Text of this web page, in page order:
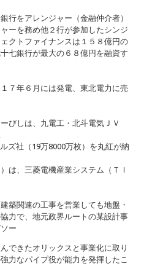
行をアレンジャー（金融仲介者）
ーを務め他２行が参加したシンジ
クトファイナンスは１５８億円の
七銀行が最大の６８億円を融資す
７年６月には発電、東北電力に売
びしは、九電工・北斗電気ＪＶ
ズ社（19万8000万枚）を丸紅が納
は、三菱電機産業システム（ＴＩ
築関連の工事を営業しても地盤・
力で、地元政界ルートの某設計事
ー
できたオリックスと事業化に取り
力なパイプ役が能力を発揮したこ